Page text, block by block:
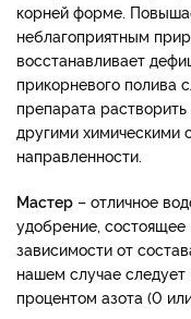
корней форме.
неблагоприятным
восстанавливает
прикорневого полива
препарата
другими химическими
направленности.
Мастер – отличное
удобрение, состоящее
зависимости от
нашем случае
процентом азота (0